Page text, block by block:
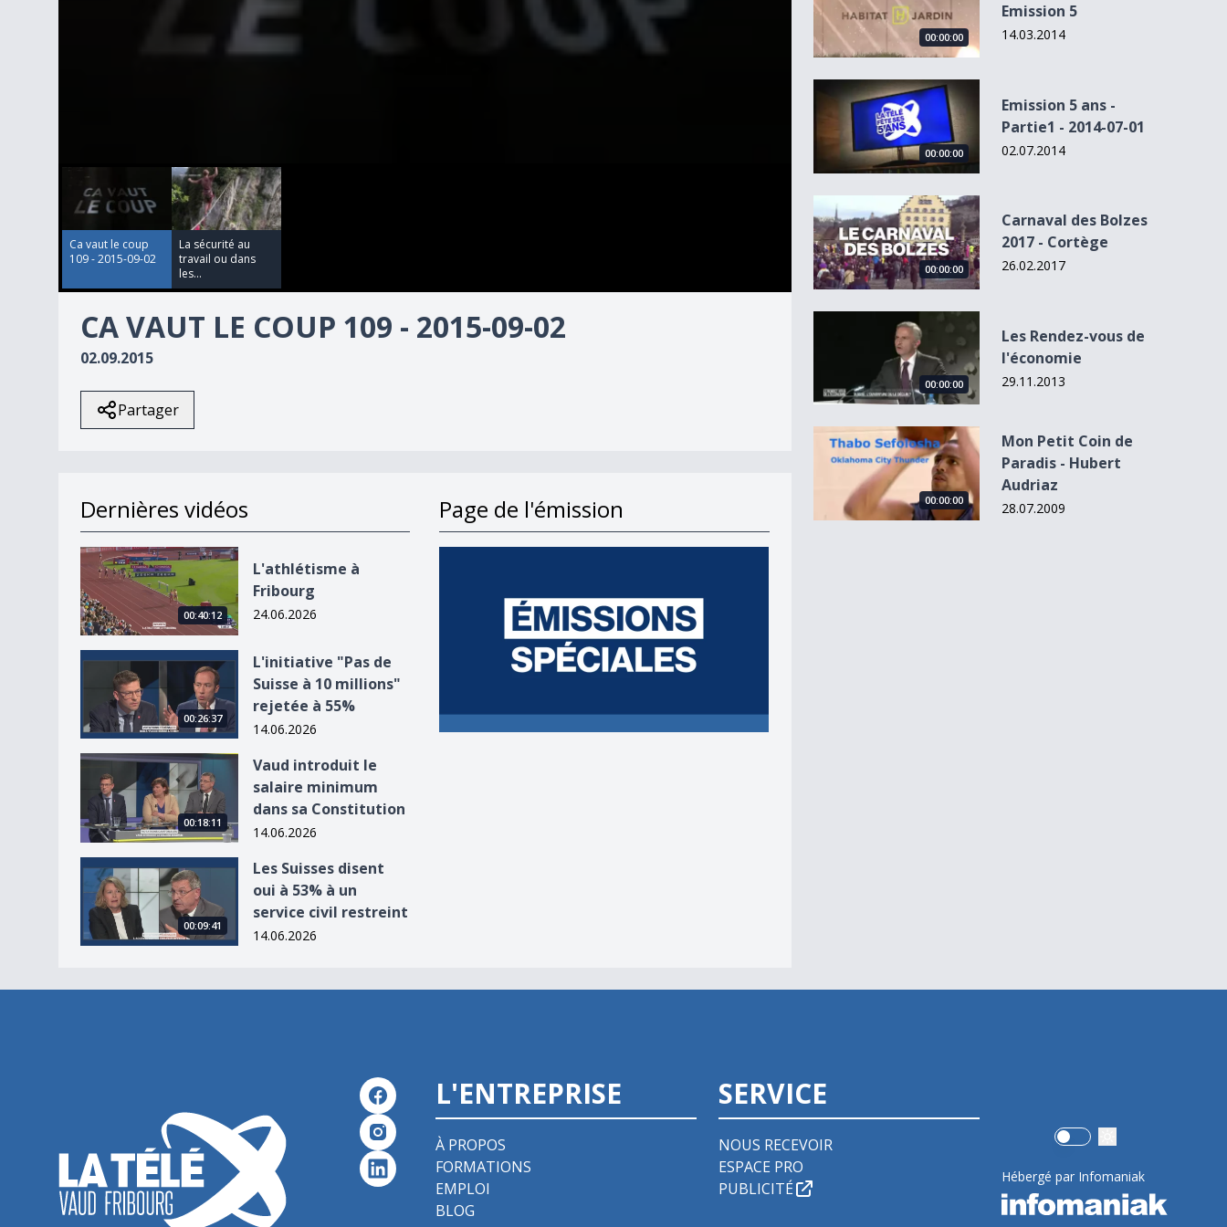
seconds
minutes,
10
secondsVolume
Ca vaut le coup
109 - 2015-09-02
La sécurité au
travail ou dans
les...
CA VAUT LE COUP 109 - 2015-09-02
02.09.2015
Partager
Dernières vidéos
L&#039;athlétisme à Fribourg
00:40:12
L'athlétisme à
Fribourg
24.06.2026
L&#039;initiative &quot;Pas de Suisse à 10 millions&quot; rejetée à 55%
00:26:37
L'initiative "Pas de
Suisse à 10 millions"
rejetée à 55%
14.06.2026
Vaud introduit le salaire minimum dans sa Constitution
00:18:11
Vaud introduit le
salaire minimum
dans sa Constitution
14.06.2026
Les Suisses disent oui à 53% à un service civil restreint
00:09:41
Les Suisses disent
oui à 53% à un
service civil restreint
14.06.2026
Page de l'émission
00:00:00
Emission 5
14.03.2014
Emission 5 ans - Partie1 - 2014-07-01
00:00:00
Emission 5 ans -
Partie1 - 2014-07-01
02.07.2014
Carnaval des Bolzes 2017 - Cortège
00:00:00
Carnaval des Bolzes
2017 - Cortège
26.02.2017
Les Rendez-vous de l&#039;économie
00:00:00
Les Rendez-vous de
l'économie
29.11.2013
Mon Petit Coin de Paradis - Hubert Audriaz
00:00:00
Mon Petit Coin de
Paradis - Hubert
Audriaz
28.07.2009
L'ENTREPRISE
À PROPOS
FORMATIONS
EMPLOI
BLOG
SERVICE
NOUS RECEVOIR
ESPACE PRO
PUBLICITÉ
Use setting
Hébergé par Infomaniak